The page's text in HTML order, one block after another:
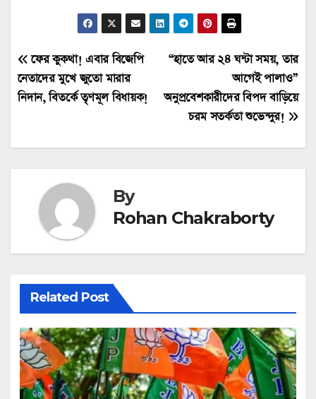
Post
navigation
“হাতে আর ২৪ ঘন্টা সময়, তার
আগেই পালাও”
অনুপ্রবেশকারীদের বিপদ বাড়িয়ে
চরম সতর্কতা শুভেন্দুর!
ফের কুকথা! এবার বিজেপি
নেতাদের মুখে জুতো মারার
নিদান, বিতর্কে তৃণমূল বিধায়ক!
By
Rohan Chakraborty
Related Post